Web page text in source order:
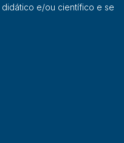
e/ou científico e se